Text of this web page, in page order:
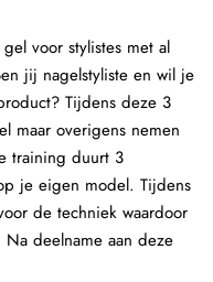
voor stylistes met al
jij nagelstyliste en wil je
Tijdens deze 3
maar overigens nemen
training duurt 3
je eigen model. Tijdens
de techniek waardoor
deelname aan deze